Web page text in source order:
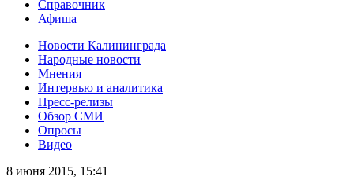
Справочник
Афиша
Новости Калининграда
Народные новости
Мнения
Интервью и аналитика
Пресс-релизы
Обзор СМИ
Опросы
Видео
8 июня 2015, 15:41